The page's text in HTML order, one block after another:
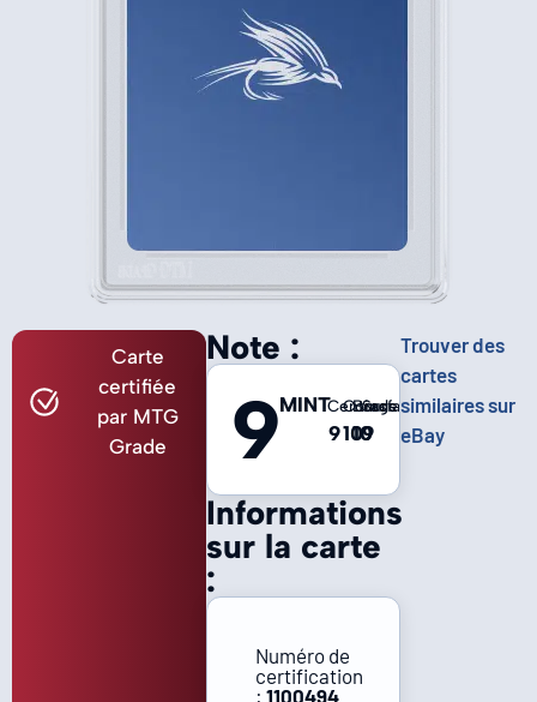
Carte
certifiée
par MTG
Grade
Informations
sur la carte
:
Numéro de
certification
: 1100494
Note :
9MINTCentrage
9
Coins
10
Bords
10
Surface
9
Trouver des
cartes
similaires sur
eBay